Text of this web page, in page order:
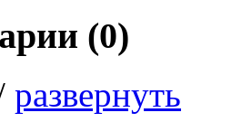
(0)
развернуть